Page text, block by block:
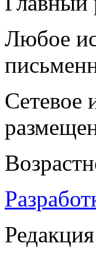
Любое
Сетевое
Редакция